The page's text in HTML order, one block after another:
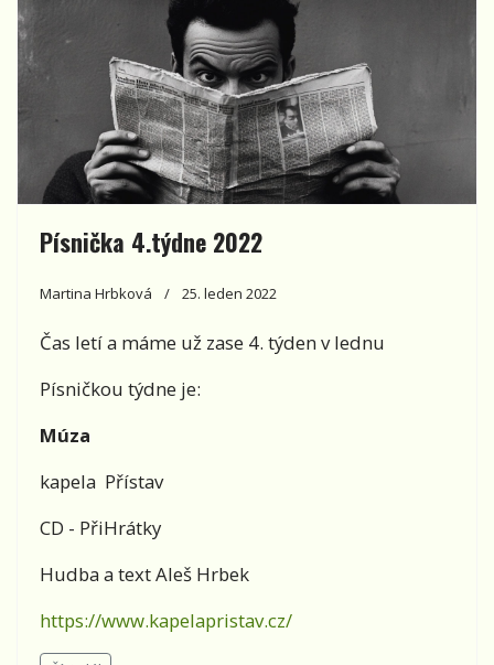
Písnička 4.týdne 2022
Martina Hrbková 25. leden 2022
Čas letí a máme už zase 4. týden v lednu
Písničkou týdne je:
Múza
kapela Přístav
CD - PřiHrátky
Hudba a text Aleš Hrbek
https://www.kapelapristav.cz/